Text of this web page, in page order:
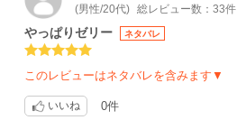
(男性/20代) 総レビュー数：33件
やっぱりゼリー ネタバレ
このレビューはネタバレを含みます▼
いいね 0件